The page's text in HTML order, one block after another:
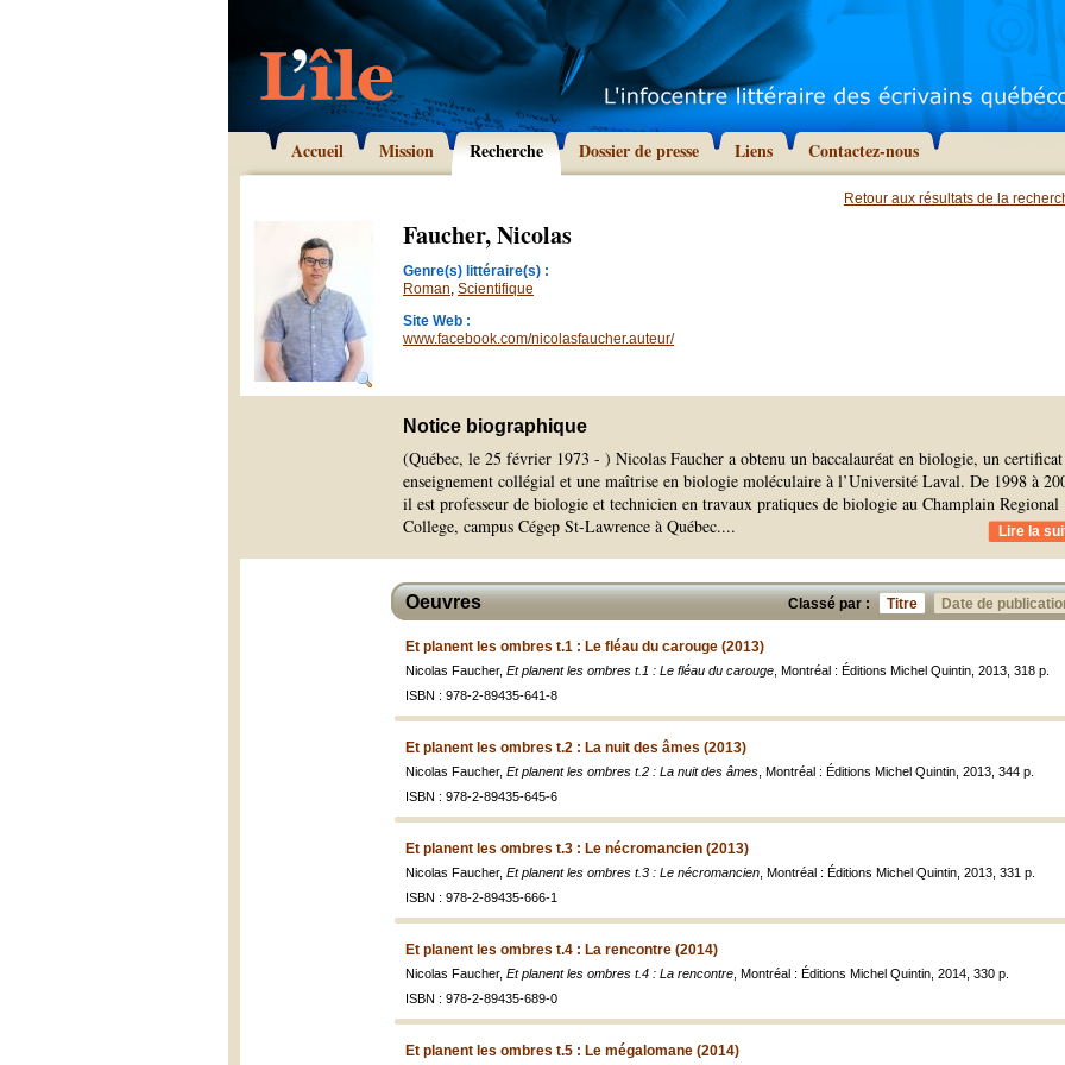
Accueil Mission Recherche Dossier de presse Liens Contactez-nous
Retour aux résultats de la
Faucher, Nicolas
Genre(s) littéraire(s) :
Roman, Scientifique
Site Web :
www.facebook.com/nicolasfaucher.auteur/
Notice biographique
(Québec, le 25 février 1973 - ) Nicolas Faucher a obtenu un baccalauréat en biologie, un
enseignement collégial et une maîtrise en biologie moléculaire à l’Université Laval. De 1998 à
il est professeur de biologie et technicien en travaux pratiques de biologie au Champlain Regional
College, campus Cégep St-Lawrence à Québec.... Lire la
Classé par : Titre Date de
Oeuvres
Et planent les ombres t.1 : Le fléau du carouge (2013)
Nicolas Faucher, Et planent les ombres t.1 : Le fléau du carouge , Montréal : Éditions Michel Quintin, 2013, 318 p.
ISBN : 978-2-89435-641-8
Et planent les ombres t.2 : La nuit des âmes (2013)
Nicolas Faucher, Et planent les ombres t.2 : La nuit des âmes , Montréal : Éditions Michel Quintin, 2013, 344 p.
ISBN : 978-2-89435-645-6
Et planent les ombres t.3 : Le nécromancien (2013)
Nicolas Faucher, Et planent les ombres t.3 : Le nécromancien , Montréal : Éditions Michel Quintin, 2013, 331 p.
ISBN : 978-2-89435-666-1
Et planent les ombres t.4 : La rencontre (2014)
Nicolas Faucher, Et planent les ombres t.4 : La rencontre , Montréal : Éditions Michel Quintin, 2014, 330 p.
ISBN : 978-2-89435-689-0
Et planent les ombres t.5 : Le mégalomane (2014)